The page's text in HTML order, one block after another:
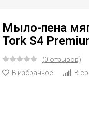
Мыло-пена
Tork S4
(0 отзывов)
В избранное
В